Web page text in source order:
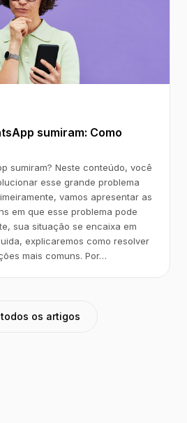
sumiram: Como
sumiram? Neste conteúdo, você
esse grande problema
vamos apresentar as
em que esse problema pode
sua situação se encaixa em
explicaremos como resolver
mais comuns. Por…
os artigos